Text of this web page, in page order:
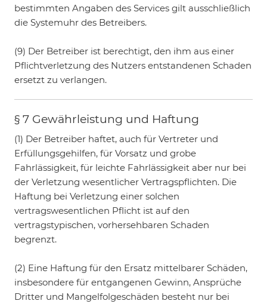
bestimmten Angaben des Services gilt ausschließlich
die Systemuhr des Betreibers.
(9) Der Betreiber ist berechtigt, den ihm aus einer
Pflichtverletzung des Nutzers entstandenen Schaden
ersetzt zu verlangen.
§ 7 Gewährleistung und Haftung
(1) Der Betreiber haftet, auch für Vertreter und
Erfüllungsgehilfen, für Vorsatz und grobe
Fahrlässigkeit, für leichte Fahrlässigkeit aber nur bei
der Verletzung wesentlicher Vertragspflichten. Die
Haftung bei Verletzung einer solchen
vertragswesentlichen Pflicht ist auf den
vertragstypischen, vorhersehbaren Schaden
begrenzt.
(2) Eine Haftung für den Ersatz mittelbarer Schäden,
insbesondere für entgangenen Gewinn, Ansprüche
Dritter und Mangelfolgeschäden besteht nur bei